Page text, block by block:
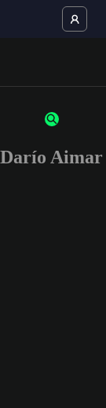
números
Aimar